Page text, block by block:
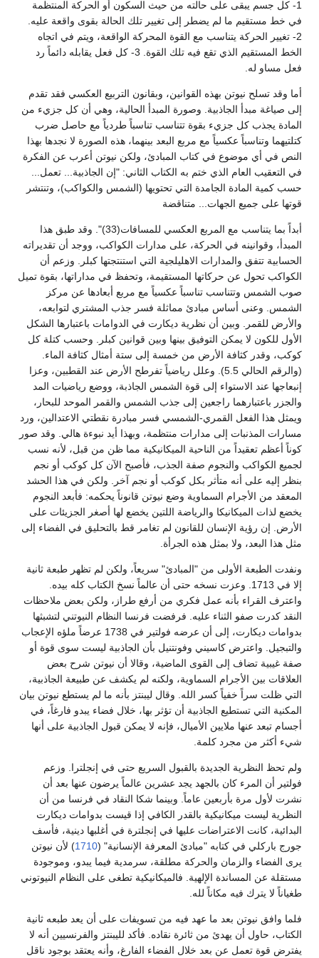
1- كل جسم يبقى على حالته من حيث السكون أو الحركة المنتظمة
في خط مستقيم ما لم يضطر إلى تغيير تلك الحالة بقوى واقعة عليه.
2- تغيير الحركة يتناسب مع القوة المحركة الواقعة، ويتم في اتجاه
الخط المستقيم الذي تقع فيه تلك القوة. 3- كل فعل يقابله دائماً رد
فعل مساو له.
أما وقد تسلح نيوتن بهذه القوانين، وبقانون التربيع العكسي فقد تقدم
إلى صياغة مبدأ الجاذبية. وصورة المبدأ الحالية، وهي أن كل جزيء من
المادة يجذب كل جزيء بقوة تتناسب تناسباً طردياً مع حاصل ضرب
كتلتيهما وتناسباً عكسياً مع مربع البعد بينهما، هذه الصورة لا نجدها بهذا
النص في أي موضوع في كتاب المبادئ، ولكن نيوتن أعرب عن الفكرة
في التعقيب العام الذي ختم به الكتاب الثاني: "إن الجاذبية... تعمل...
حسب كمية المادة الجامدة التي تحتويها (الشمس والكواكب)، وتنتشر
قوتها على جميع الجهات... متناقضة
أبداً بما يتناسب مع المربع العكسي للمسافات(33)". وقد طبق هذا
المبدأ، وقوانينه في الحركة، على مدارات الكواكب، ووجد أن تقديراته
الحسابية تتفق والمدارات الاهليلجية التي استنتجتها كبلر. وزعم أن
الكواكب تحول عن حركاتها المستقيمة، وتحفظ في مداراتها، بقوة تميل
صوب الشمس وتتناسب تناسباً عكسياً مع مربع أبعادها عن مركز
الشمس. وعنى أساس مبادئ مماثلة فسر جذب المشتري لتوابعه،
والأرض للقمر. وبين أن نظرية ديكارت في الدوامات باعتبارها الشكل
الأول للكون لا يمكن التوفيق بينها وبين قوانين كبلر. وحسب كتلة كل
كوكب، وقدر كثافة الأرض من خمسة إلى ستة أمثال كثافة الماء.
(والرقم الحالي 5.5). وعلل رياضياً تفرطح الأرض عند القطبين، وعزا
إنبعاجها عند الاستواء إلى قوة الشمس الجاذبة، ووضع رياضيات المد
والجزر باعتبارهما راجعين إلى جذب الشمس والقمر الموحد للبحار،
ويمثل هذا الفعل القمري-الشمسي فسر مبادرة نقطتي الاعتدالين، ورد
مسارات المذنبات إلى مدارات منتظمة، وبهذا أيد نبوءة هالي. وقد صور
كوناً أعظم تعقيداً من الناحية الميكانيكية مما ظن من قبل، لأنه نسب
لجميع الكواكب والنجوم صفة الجذب، فأصبح الآن كل كوكب أو نجم
بنظر إليه على أنه متأثر بكل كوكب أو نجم آخر. ولكن في هذا الحشد
المعقد من الأجرام السماوية وضع نيوتن قانوناً يحكمه: فأبعد النجوم
يخضع لذات الميكانيكا والرياضة اللتين يخضع لها أصغر الجزيئات على
الأرض. إن رؤية الإنسان للقانون لم تغامر قط بالتحليق في الفضاء إلى
مثل هذا البعد، ولا بمثل هذه الجرأة.
ونفدت الطبعة الأولى من "المبادئ" سريعاً، ولكن لم تظهر طبعة ثانية
إلا في 1713. وعزت نسخه حتى أن عالماً نسخ الكتاب كله بيده.
واعترف القراء بأنه عمل فكري من أرفع طراز، ولكن بعض ملاحظات
النقد كدرت صفو الثناء عليه. فرفضت فرنسا النظام النيوتني لتشبثها
بدوامات ديكارت، إلى أن عرضه فولتير في 1738 عرضاً ملؤه الإعجاب
والتبجيل. واعترض كاسيني وفونتنيل بأن الجاذبية ليست سوى قوة أو
صفة غيبية تضاف إلى القوى الماضية، وقالا أن نيوتن شرح بعض
العلاقات بين الأجرام السماوية، ولكنه لم يكشف عن طبيعة الجاذبية،
التي ظلت سراً خفياً كسر الله. وقال ليبنتز بأنه ما لم يستطع نيوتن بيان
المكنية التي تستطيع الجاذبية أن تؤثر بها، خلال فضاء يبدو فارغاً، في
أجسام تبعد عنها ملايين الأميال، فإنه لا يمكن قبول الجاذبية على أنها
شيء أكثر من مجرد كلمة.
ولم تحظ النظرية الجديدة بالقبول السريع حتى في إنجلترا. وزعم
فولتير أن المرء كان بالجهد يجد عشرين عالماً يرضون عنها بعد أن
نشرت لأول مرة بأربعين عاماً. وبينما شكا النقاد في فرنسا من أن
النظرية ليست ميكانيكية بالقدر الكافي إذا قيست بدوامات ديكارت
البدائية، كانت الاعتراضات عليها في إنجلترة في أغلبها دينية، فأسف
جورج باركلي في كتابه "مبادئ المعرفة الإنسانية" (1710) لأن نيوتن
يرى الفضاء والزمان والحركة مطلقة، سرمدية فيما يبدو، وموجودة
مستقلة عن المساندة الإلهية. فالميكانيكية تطغى على النظام النيوتوني
طغياناً لا يترك فيه مكاناً لله.
فلما وافق نيوتن بعد ما عهد فيه من تسويفات على أن يعد طبعه ثانية
الكتاب، حاول أن يهدئ من ثائرة نقاده. فأكد لليبنتز والفرنسيين أنه لا
يفترض قوة تعمل عن بعد خلال الفضاء الفارغ، وأنه يعتقد بوجود ناقل